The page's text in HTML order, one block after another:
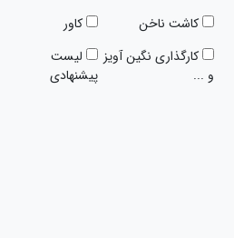
کاشت ناخن
کاور
کارگذاری نگین آویز
و ...
لیست
پیشنهادی